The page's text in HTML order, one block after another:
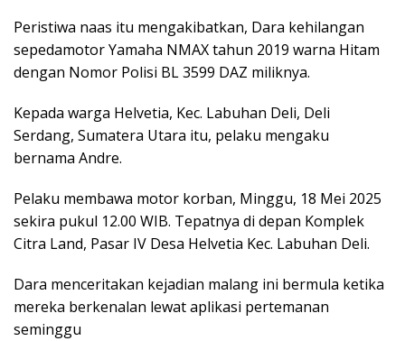
Peristiwa naas itu mengakibatkan, Dara kehilangan
sepedamotor Yamaha NMAX tahun 2019 warna Hitam
dengan Nomor Polisi BL 3599 DAZ miliknya.
Kepada warga Helvetia, Kec. Labuhan Deli, Deli
Serdang, Sumatera Utara itu, pelaku mengaku
bernama Andre.
Pelaku membawa motor korban, Minggu, 18 Mei 2025
sekira pukul 12.00 WIB. Tepatnya di depan Komplek
Citra Land, Pasar IV Desa Helvetia Kec. Labuhan Deli.
Dara menceritakan kejadian malang ini bermula ketika
mereka berkenalan lewat aplikasi pertemanan
seminggu